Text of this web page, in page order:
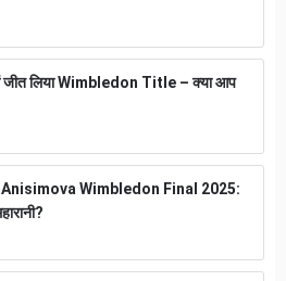
लिया Wimbledon Title – क्या आप
Wimbledon Final 2025: